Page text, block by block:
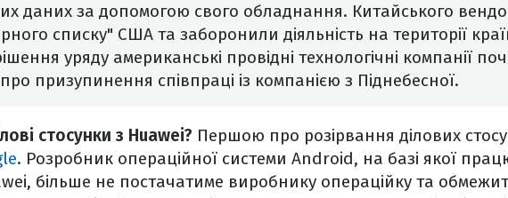
даних за допомогою свого обладнання. Китайського
списку" США та заборонили діяльність на території
уряду американські провідні технологічні компанії
призупинення співпраці із компанією з Піднебесної.
стосунки з Huawei? Першою про розірвання ділових
. Розробник операційної системи Android, на базі якої
більше не постачатиме виробнику операційку та